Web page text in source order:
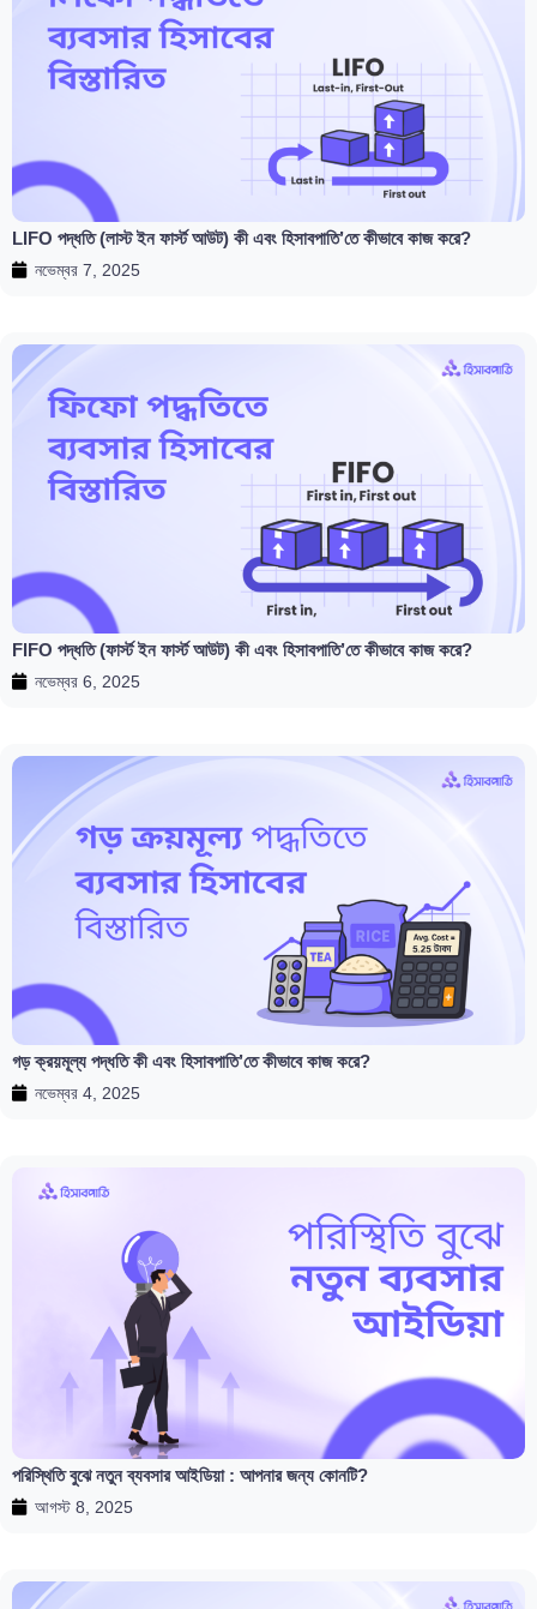
LIFO পদ্ধতি (লাস্ট ইন ফার্স্ট আউট) কী এবং হিসাবপাতি’তে কীভাবে কাজ করে?
নভেম্বর 7, 2025
FIFO পদ্ধতি (ফার্স্ট ইন ফার্স্ট আউট) কী এবং হিসাবপাতি’তে কীভাবে কাজ করে?
নভেম্বর 6, 2025
গড় ক্রয়মূল্য পদ্ধতি কী এবং হিসাবপাতি’তে কীভাবে কাজ করে?
নভেম্বর 4, 2025
পরিস্থিতি বুঝে নতুন ব্যবসার আইডিয়া : আপনার জন্য কোনটি?
আগস্ট 8, 2025